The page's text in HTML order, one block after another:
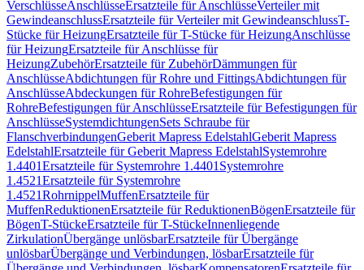
VerschlüsseAnschlüsseErsatzteile für AnschlüsseVerteiler mit
GewindeanschlussErsatzteile für Verteiler mit GewindeanschlussT-
Stücke für HeizungErsatzteile für T-Stücke für HeizungAnschlüsse
für HeizungErsatzteile für Anschlüsse für
HeizungZubehörErsatzteile für ZubehörDämmungen für
AnschlüsseAbdichtungen für Rohre und FittingsAbdichtungen für
AnschlüsseAbdeckungen für RohreBefestigungen für
RohreBefestigungen für AnschlüsseErsatzteile für Befestigungen für
AnschlüsseSystemdichtungenSets Schraube für
FlanschverbindungenGeberit Mapress EdelstahlGeberit Mapress
EdelstahlErsatzteile für Geberit Mapress EdelstahlSystemrohre
1.4401Ersatzteile für Systemrohre 1.4401 Systemrohre
1.4521Ersatzteile für Systemrohre
1.4521RohrnippelMuffenErsatzteile für
MuffenReduktionenErsatzteile für ReduktionenBögenErsatzteile für
BögenT-StückeErsatzteile für T-StückeInnenliegende
ZirkulationÜbergänge unlösbarErsatzteile für Übergänge
unlösbarÜbergänge und Verbindungen, lösbarErsatzteile für